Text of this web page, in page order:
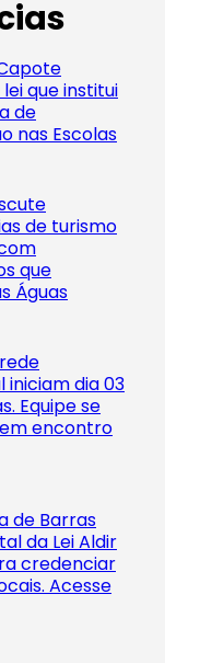
que institui
de
nas Escolas
de turismo
que
Águas
iniciam dia 03
Equipe se
encontro
de Barras
da Lei Aldir
credenciar
Acesse